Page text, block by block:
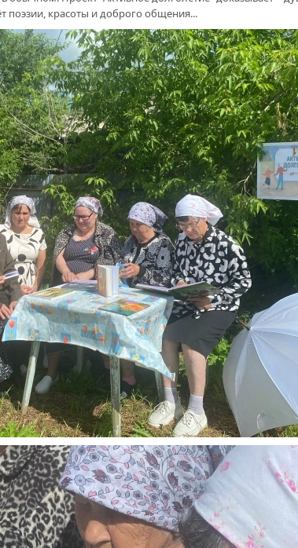
поэзии, красоты и доброго общения...